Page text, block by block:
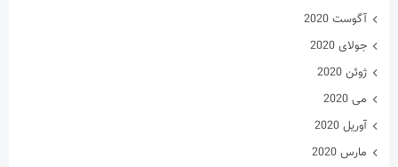
آوریل 2020
مارس 2020
فوریه 2020
ژانویه 2020
فوریه 2019